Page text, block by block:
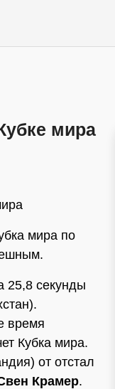
мира
мира по
25,8 секунды
время
Кубка мира.
от отстал
Крамер.